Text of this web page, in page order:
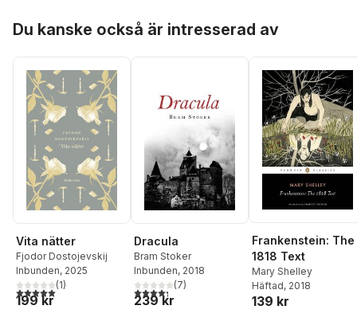
Du kanske också är intresserad av
Vita nätter
Fjodor Dostojevskij
Inbunden, 2025
5,0utav 5 stjärnor. Totalt antal röster:
(1)
199 kr
Dracula
Bram Stoker
Inbunden, 2018
4,3utav 5 stjärnor. Totalt antal röster:
(7)
239 kr
Frankenstein: The
1818 Text
Mary Shelley
Häftad, 2018
139 kr